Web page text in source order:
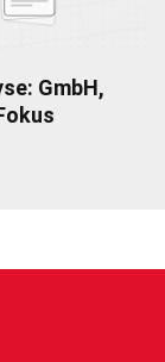
GmbH,